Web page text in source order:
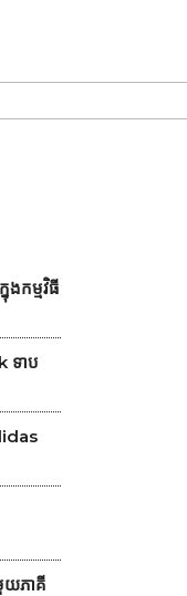
ងកម្មវិធី
ទាប
យភាគី